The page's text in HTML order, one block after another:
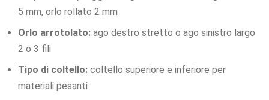
5 mm, orlo rollato 2 mm
Orlo arrotolato: ago destro stretto o ago sinistro largo
2 o 3 fili
Tipo di coltello: coltello superiore e inferiore per
materiali pesanti